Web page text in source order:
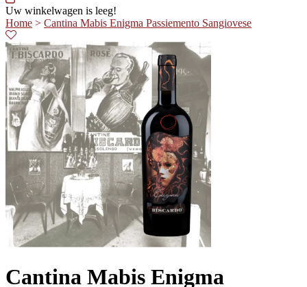
Uw winkelwagen is leeg!
Home > Cantina Mabis Enigma Passiemento Sangiovese
Cantina Mabis Enigma